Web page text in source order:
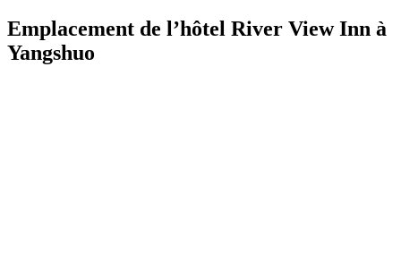
Emplacement de l’hôtel River View Inn à
Yangshuo